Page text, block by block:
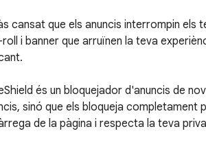
cansat que els anuncis interrompin els
i banner que arruïnen la teva
és un bloquejador d'anuncis de
sinó que els bloqueja
de la pàgina i respecta la teva